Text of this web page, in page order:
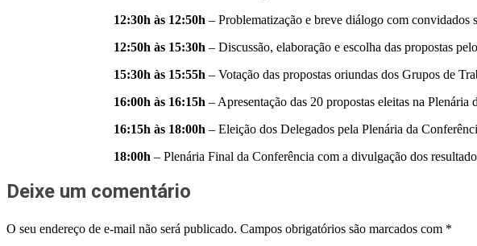
12:30h às 12:50h – Problematização e breve diálogo com convidados
12:50h às 15:30h – Discussão, elaboração e escolha das propostas
15:30h às 15:55h – Votação das propostas oriundas dos Grupos de
16:00h às 16:15h – Apresentação das 20 propostas eleitas na Plenária
16:15h às 18:00h – Eleição dos Delegados pela Plenária da
18:00h – Plenária Final da Conferência com a divulgação dos
Deixe um comentário
O seu endereço de e-mail não será publicado. Campos obrigatórios são marcados com *